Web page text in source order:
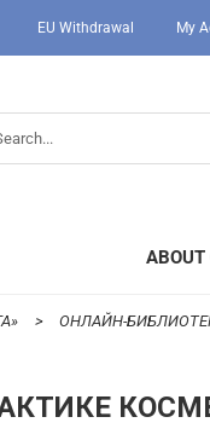
EU Withdrawal My
ABOUT
ОНЛАЙН-